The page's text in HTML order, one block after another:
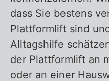
dass Sie bestens
Plattformlift sind
Alltagshilfe
der Plattformlift an
oder an einer